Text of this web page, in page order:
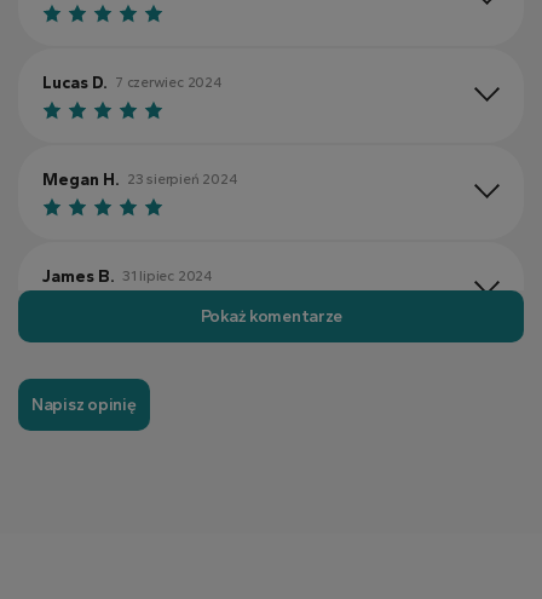
Lucas D. 7 czerwiec 2024
Megan H. 23 sierpień 2024
James B. 31 lipiec 2024
Pokaż komentarze
Napisz opinię